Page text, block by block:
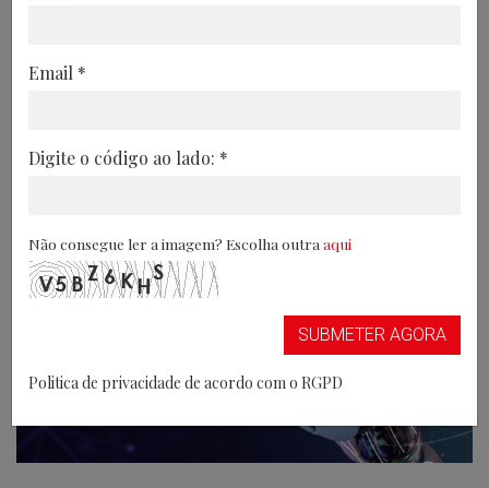
das empresas a aplicá-la no fabrico de
da produção, de acordo com a Minsait
Email *
Digite o código ao lado: *
Não consegue ler a imagem? Escolha outra aqui
SUBMETER AGORA
Politica de privacidade de acordo com o RGPD